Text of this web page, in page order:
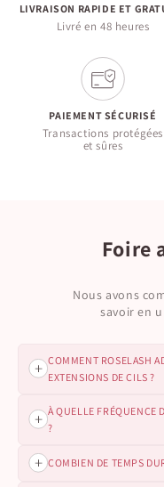
LIVRAISON RAPIDE ET
Livré en 48 heures
PAIEMENT SÉCURISÉ
Transactions protégées
et sûres
Foire
Nous avons
savoir en
COMMENT ROSELASH
EXTENSIONS DE CILS ?
ROSELASH
des cils plus longs
À QUELLE FRÉQUENCE
?
Pour de meilleurs
COMBIEN DE TEMPS